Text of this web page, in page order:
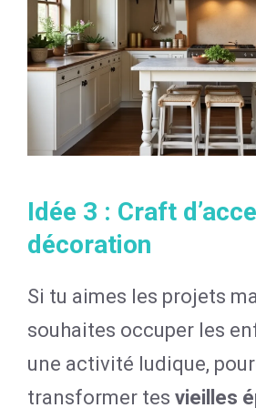
Idée 3 : Craft
décoration
Si tu aimes les projets
souhaites occuper les
une activité ludique,
transformer tes vieilles